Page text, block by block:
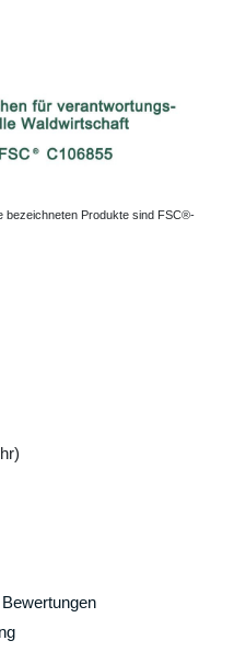
bezeichneten Produkte sind FSC®-